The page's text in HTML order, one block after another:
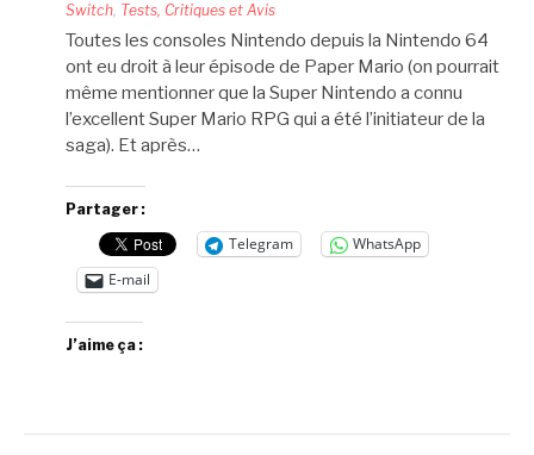
Switch, Tests, Critiques et Avis
Toutes les consoles Nintendo depuis la Nintendo 64
ont eu droit à leur épisode de Paper Mario (on pourrait
même mentionner que la Super Nintendo a connu
l’excellent Super Mario RPG qui a été l’initiateur de la
saga). Et après…
Partager :
Telegram
WhatsApp
E-mail
J’aime ça :